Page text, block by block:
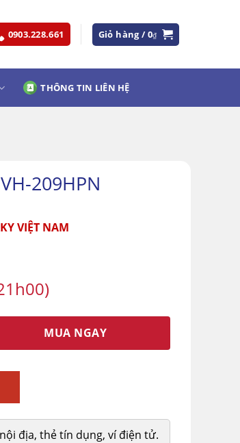
0903.228.661 Giỏ hàng /0₫
THÔNG TIN LIÊN HỆ
209HPN
VIỆT NAM
MUA NGAY
địa, thẻ tín dụng, ví điện tử.